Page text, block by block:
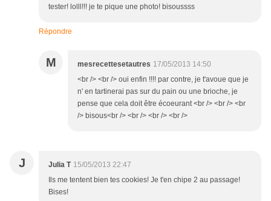
tester! lolll!!! je te pique une photo! bisoussss
Répondre
M mesrecettesetautres 17/05/2013 14:50
<br /> <br /> oui enfin !!!! par contre, je t'avoue que je
n' en tartinerai pas sur du pain ou une brioche, je
pense que cela doit être écoeurant <br /> <br /> <br
/> bisous<br /> <br /> <br /> <br />
J Julia T 15/05/2013 22:47
Ils me tentent bien tes cookies! Je t'en chipe 2 au passage!
Bises!